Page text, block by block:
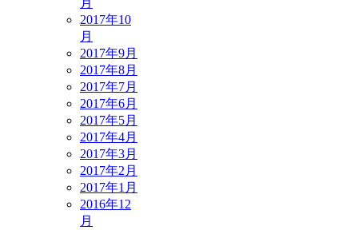
2017年10
月
2017年9月
2017年8月
2017年7月
2017年6月
2017年5月
2017年4月
2017年3月
2017年2月
2017年1月
2016年12
月